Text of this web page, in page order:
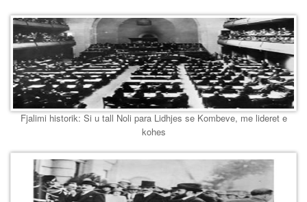
Fjalimi historik: Si u tall Noli para Lidhjes se Kombeve, me lideret e
kohes